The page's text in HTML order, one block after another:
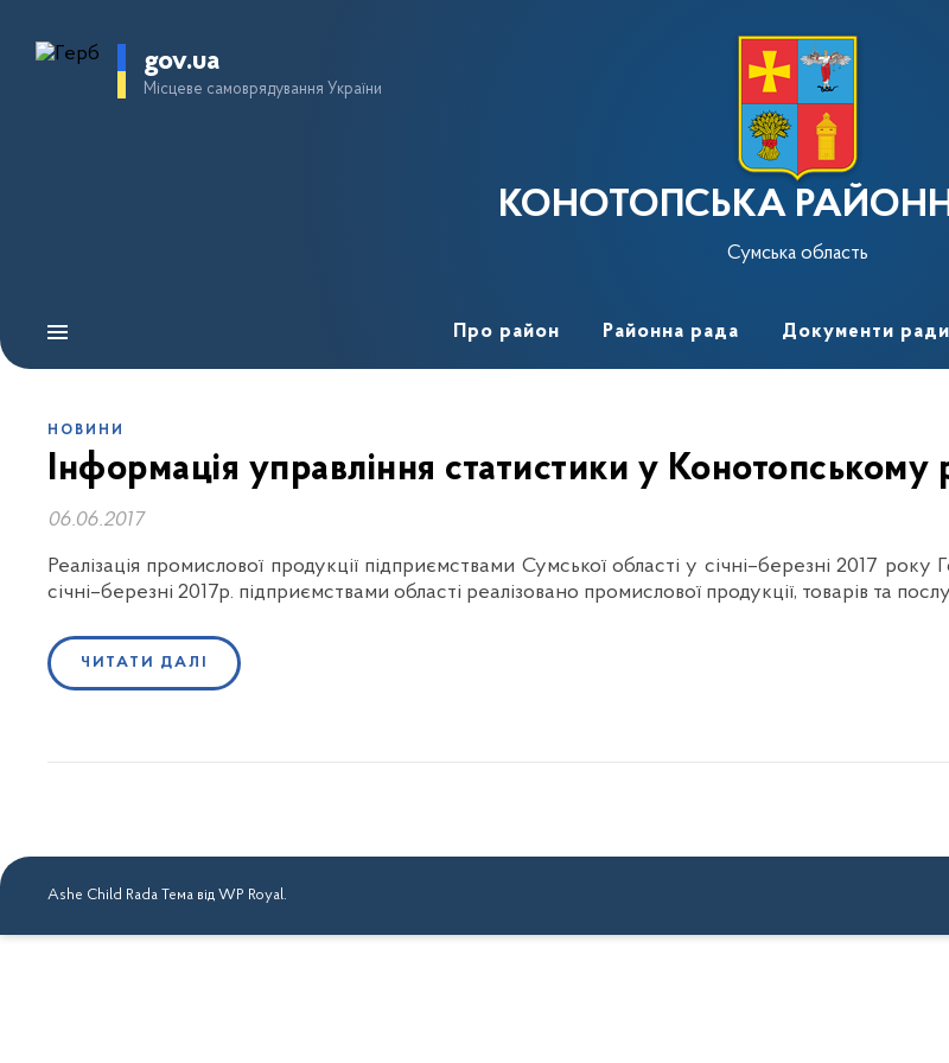
gov.ua
Місцеве самоврядування України
КОНОТОПСЬКА
Сумська область
Про район Районна рада Документи ради
НОВИНИ
Інформація управління статистики у Конотопському
06.06.2017
Реалізація промислової продукції підприємствами Сумської області у січні–березні 2017
січні–березні 2017р. підприємствами області реалізовано промислової продукції, товарів та
ЧИТАТИ ДАЛІ
Ashe Child Rada Тема від WP Royal.